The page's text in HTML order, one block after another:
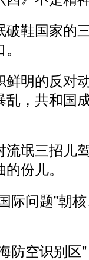
破鞋国家的
鲜明的反对
乱，共和国
流氓三招儿
份儿。
际问题”朝
防空识别区